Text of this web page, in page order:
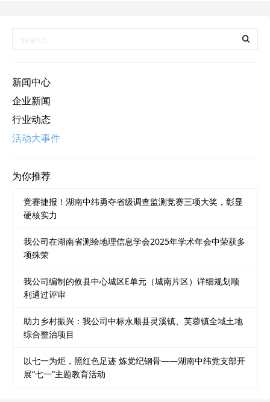
新闻中心
企业新闻
行业动态
活动大事件
为你推荐
竞赛捷报！湖南中纬勇夺省级调查监测竞赛三项大奖，彰显
硬核实力
我公司在湖南省测绘地理信息学会2025年学术年会中荣获多
项殊荣
我公司编制的攸县中心城区E单元（城南片区）详细规划顺
利通过评审
助力乡村振兴：我公司中标永顺县灵溪镇、芙蓉镇全域土地
综合整治项目
以七一为炬，照红色足迹 炼党纪钢骨——湖南中纬党支部开
展“七一”主题教育活动